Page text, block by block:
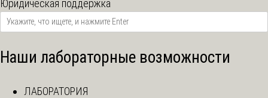
Юридическая поддержка
Наши лабораторные возможности
ЛАБОРАТОРИЯ